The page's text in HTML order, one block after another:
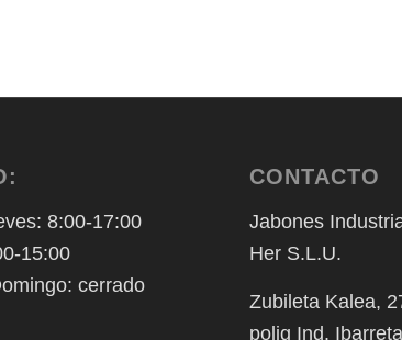
8:00-17:00
15:00
cerrado
CONTACTO
Jabones
Her S.L.U.
Zubileta Kalea,
polig Ind.